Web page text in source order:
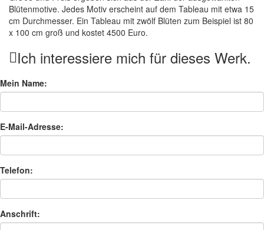
Blütenmotive. Jedes Motiv erscheint auf dem Tableau mit etwa 15
cm Durchmesser. Ein Tableau mit zwölf Blüten zum Beispiel ist 80
x 100 cm groß und kostet 4500 Euro.
Ich interessiere mich für dieses Werk.
Mein Name:
E-Mail-Adresse:
Telefon:
Anschrift: